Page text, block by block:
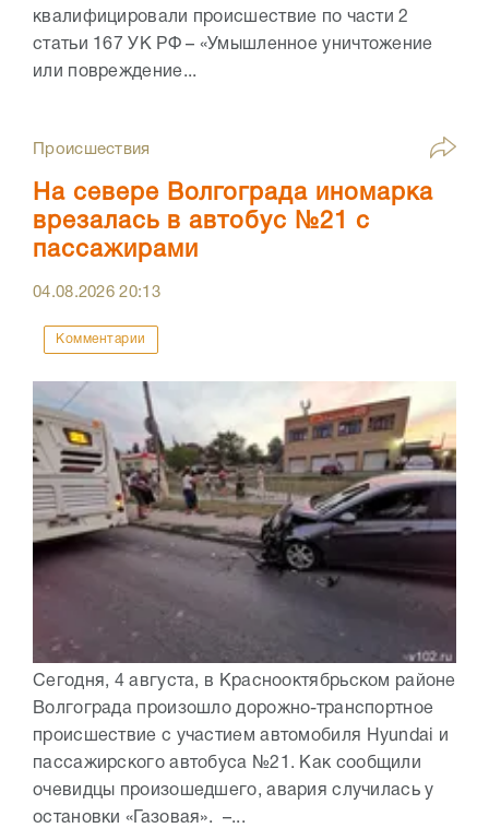
квалифицировали происшествие по части 2
статьи 167 УК РФ – «Умышленное уничтожение
или повреждение...
Происшествия
На севере Волгограда иномарка
врезалась в автобус №21 с
пассажирами
04.08.202620:13
Комментарии
Сегодня, 4 августа, в Краснооктябрьском районе
Волгограда произошло дорожно-транспортное
происшествие с участием автомобиля Hyundai и
пассажирского автобуса №21. Как сообщили
очевидцы произошедшего, авария случилась у
остановки «Газовая». –...